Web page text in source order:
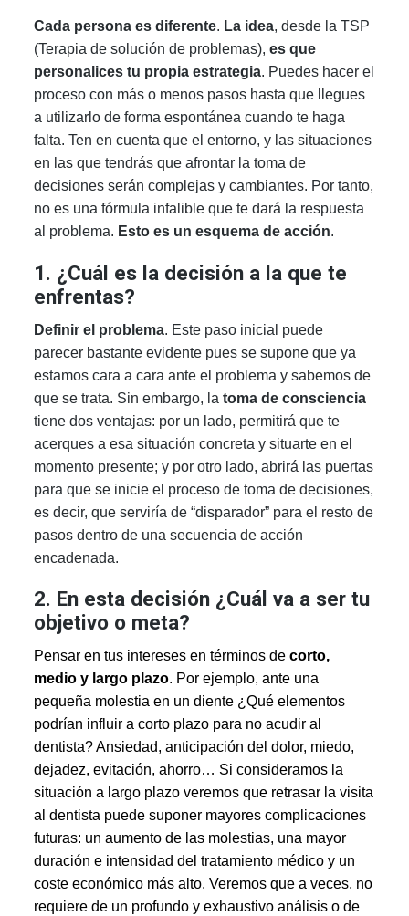
Cada persona es diferente. La idea, desde la TSP
(Terapia de solución de problemas),es que
personalices tu propia estrategia. Puedes hacer el
proceso con más o menos pasos hasta que llegues
a utilizarlo de forma espontánea cuando te haga
falta. Ten en cuenta que el entorno, y las situaciones
en las que tendrás que afrontar la toma de
decisiones serán complejas y cambiantes. Por tanto,
no es una fórmula infalible que te dará la respuesta
al problema. Esto es un esquema de acción.
1. ¿Cuál es la decisión a la que te
enfrentas?
Definir el problema. Este paso inicial puede
parecer bastante evidente pues se supone que ya
estamos cara a cara ante el problema y sabemos de
que se trata. Sin embargo, la toma de consciencia
tiene dos ventajas: por un lado, permitirá que te
acerques a esa situación concreta y situarte en el
momento presente; y por otro lado, abrirá las puertas
para que se inicie el proceso de toma de decisiones,
es decir, que serviría de “disparador” para el resto de
pasos dentro de una secuencia de acción
encadenada.
2. En esta decisión ¿Cuál va a ser tu
objetivo o meta?
Pensar en tus intereses en términos de corto,
medio y largo plazo. Por ejemplo, ante una
pequeña molestia en un diente ¿Qué elementos
podrían influir a corto plazo para no acudir al
dentista? Ansiedad, anticipación del dolor, miedo,
dejadez, evitación, ahorro… Si consideramos la
situación a largo plazo veremos que retrasar la visita
al dentista puede suponer mayores complicaciones
futuras: un aumento de las molestias, una mayor
duración e intensidad del tratamiento médico y un
coste económico más alto. Veremos que a veces, no
requiere de un profundo y exhaustivo análisis o de